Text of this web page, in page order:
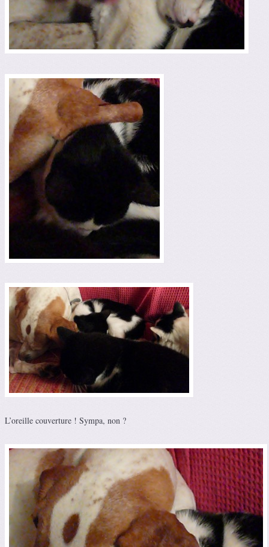
L’oreille couverture ! Sympa, non ?